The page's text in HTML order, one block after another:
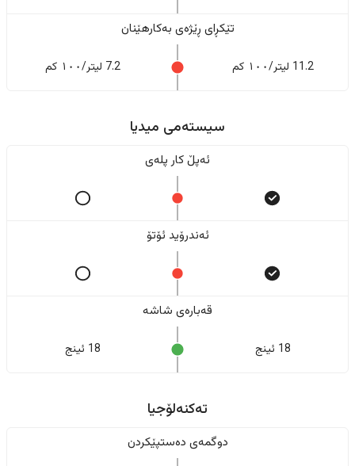
تێکڕای ڕێژەى بەکارهێنان
11.2 لیتر/١٠٠ کم 7.2 لیتر/١٠٠ کم
سیستەمی میدیا
ئەپڵ کار پلەی
ئەندرۆید ئۆتۆ
قەبارەی شاشە
18 ئینج 18 ئینج
تەکنەلۆجیا
دوگمەی دەستپێکردن